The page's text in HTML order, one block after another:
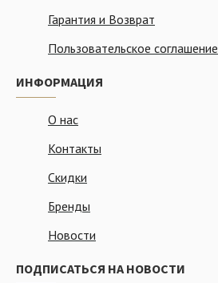
Гарантия и Возврат
Пользовательское соглашение
ИНФОРМАЦИЯ
О нас
Контакты
Скидки
Бренды
Новости
ПОДПИСАТЬСЯ НА НОВОСТИ